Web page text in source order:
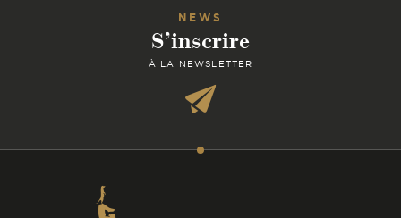
NEWS
S’inscrire
À LA NEWSLETTER
Coordonnées